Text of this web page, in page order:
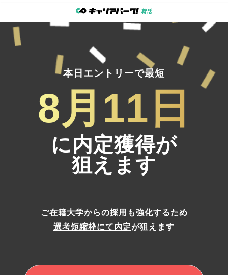
本日エントリーで最短
8月11日
に内定獲得が
狙えます
ご在籍大学からの採用も強化するため
選考短縮枠にて内定が狙えます